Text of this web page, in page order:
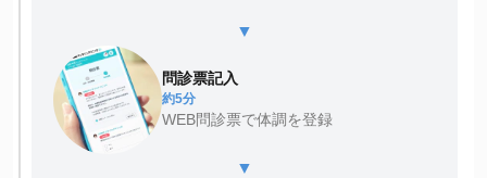
▼
問診票記入
約5分
WEB問診票で体調を登録
▼